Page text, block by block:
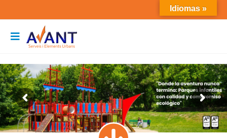
Idiomas »